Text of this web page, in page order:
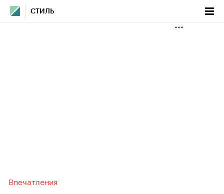
СТИЛЬ
Впечатления